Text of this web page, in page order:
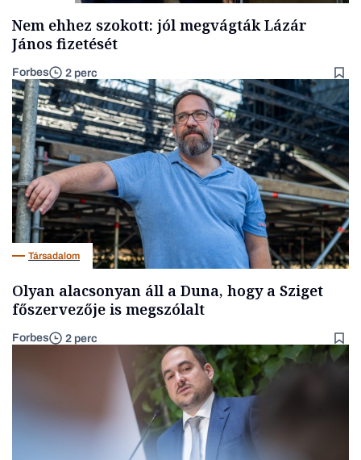
Nem ehhez szokott: jól megvágták Lázár
János fizetését
Forbes 2 perc
Társadalom
Olyan alacsonyan áll a Duna, hogy a Sziget
főszervezője is megszólalt
Forbes 2 perc